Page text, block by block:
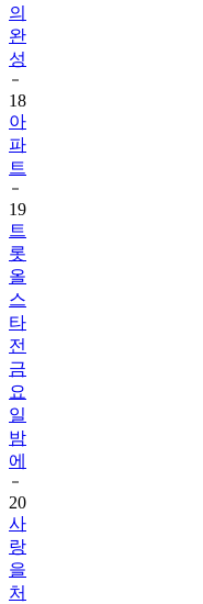
의
완
성
18
아
파
트
19
트
롯
올
스
타
전
금
요
일
밤
에
20
사
랑
을
처